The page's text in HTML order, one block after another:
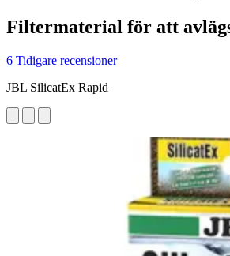
Filtermaterial för att
6 Tidigare recensioner
JBL SilicatEx Rapid